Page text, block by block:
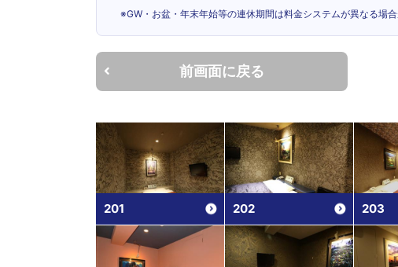
※GW・お盆・年末年始等の連休期間は料金システムが異なる場合
前画面に戻る
201 202 203